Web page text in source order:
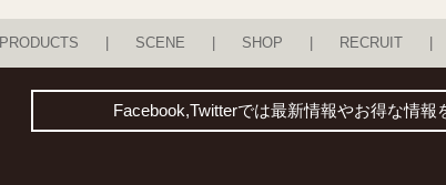
PRODUCTS SCENE SHOP RECRUIT
Facebook,Twitterでは最新情報やお得な情